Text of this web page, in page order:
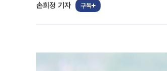
손희정 기자 구독